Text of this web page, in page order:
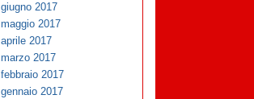
giugno 2017
maggio 2017
aprile 2017
marzo 2017
febbraio 2017
gennaio 2017